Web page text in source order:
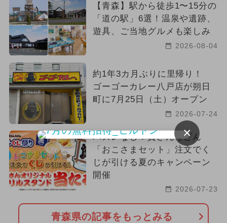
【青森】駅から徒歩1〜15分の
「道の駅」6選！温泉や遺跡、
遊具、ご当地グルメも楽しみ
2026-08-04
約1年3カ月ぶりに里帰り！
ゴーゴーカレー八戸店が朔日
町に7月25日（土）オープン
2026-07-24
ハズレなし！資さんうどん
「おこさまセット」注文でく
じが引ける夏のキャンペーン
開催
2026-07-23
青森県の記事をもっとみる
×